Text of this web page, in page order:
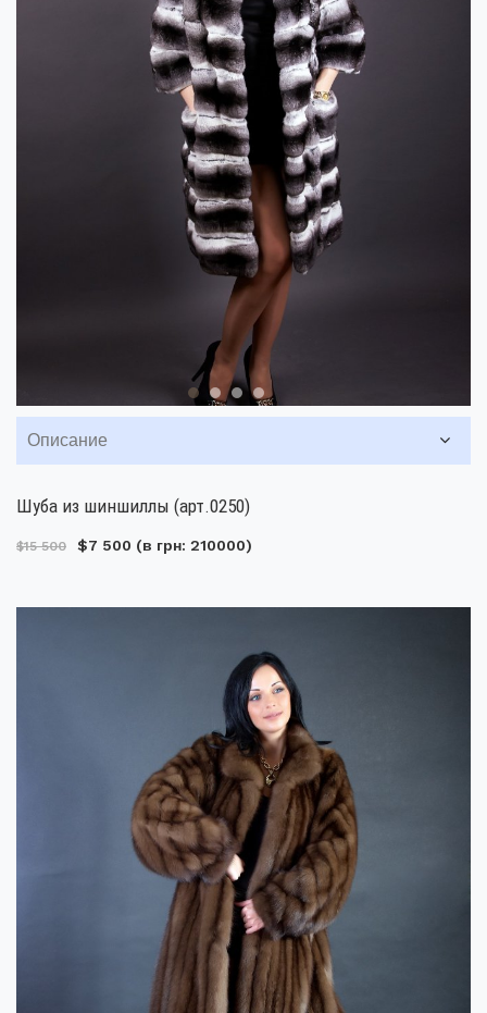
Описание
Шуба из шиншиллы (арт.0250)
$15 500 $7 500 (в грн: 210000)